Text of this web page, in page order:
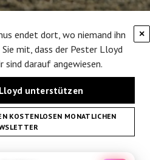
×
endet dort, wo niemand ihn
mit, dass der Pester Lloyd
sind darauf angewiesen.
unterstützen
KOSTENLOSEN MONATLICHEN